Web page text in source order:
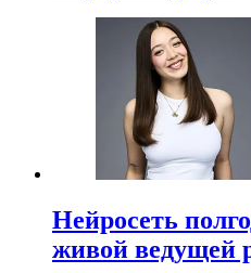
Нейросеть
живой ведущей